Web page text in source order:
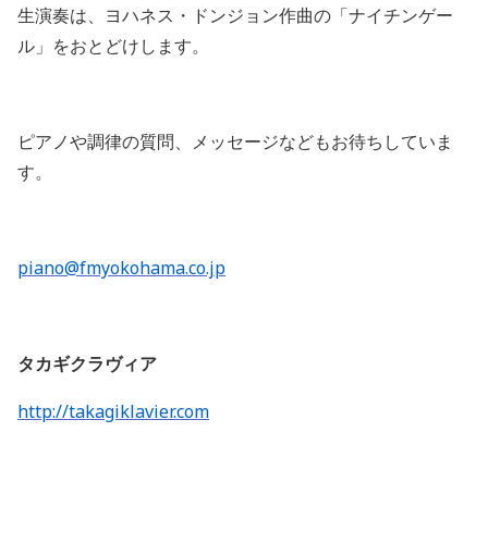
生演奏は、ヨハネス・ドンジョン作曲の「ナイチンゲー
ル」をおとどけします。
ピアノや調律の質問、メッセージなどもお待ちしていま
す。
piano@fmyokohama.co.jp
タカギクラヴィア
http://takagiklavier.com